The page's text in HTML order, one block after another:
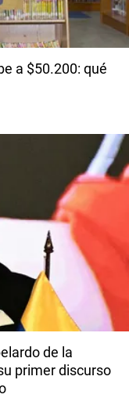
a $50.200: qué
de la
primer discurso